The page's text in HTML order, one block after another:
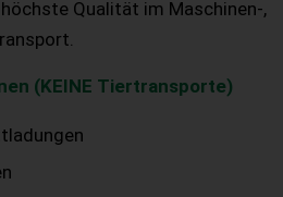
Qualität im Maschinen-,
(KEINE Tiertransporte)